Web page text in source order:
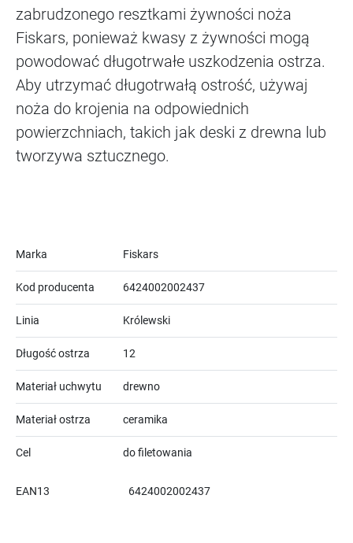
zabrudzonego resztkami żywności noża
Fiskars, ponieważ kwasy z żywności mogą
powodować długotrwałe uszkodzenia ostrza.
Aby utrzymać długotrwałą ostrość, używaj
noża do krojenia na odpowiednich
powierzchniach, takich jak deski z drewna lub
tworzywa sztucznego.
Marka Fiskars
Kod producenta 6424002002437
Linia Królewski
Długość ostrza 12
Materiał uchwytu drewno
Materiał ostrza ceramika
Cel do filetowania
EAN13 6424002002437